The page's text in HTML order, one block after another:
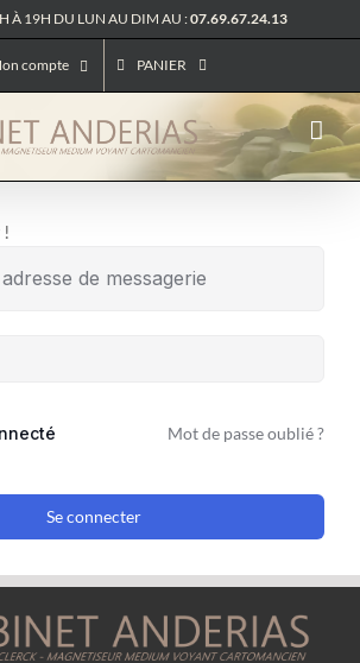
À 19H DU LUN AU DIM AU :07.69.67.24.13
compte PANIER
Mot de passe oublié ?
Se connecter